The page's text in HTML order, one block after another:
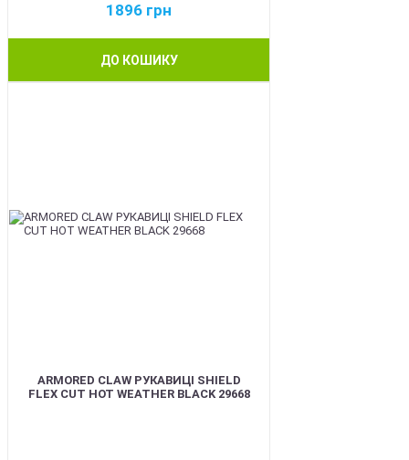
1896 грн
ДО КОШИКУ
ARMORED CLAW РУКАВИЦІ SHIELD
FLEX CUT HOT WEATHER BLACK 29668